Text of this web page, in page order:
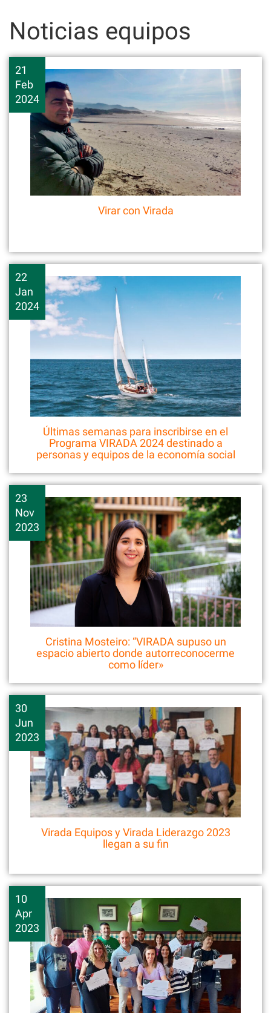
content
Noticias equipos
21
Feb
2024
Virar con Virada
22
Jan
2024
Últimas semanas para inscribirse en el
Programa VIRADA 2024 destinado a
personas y equipos de la economía social
23
Nov
2023
Cristina Mosteiro: “VIRADA supuso un
espacio abierto donde autorreconocerme
como líder»
30
Jun
2023
Virada Equipos y Virada Liderazgo 2023
llegan a su fin
10
Apr
2023